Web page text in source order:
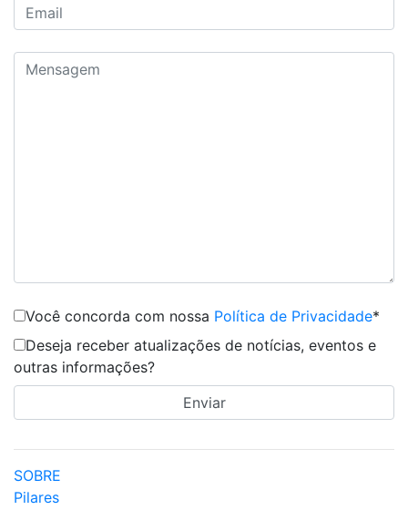
Você concorda com nossa Política de Privacidade*
Deseja receber atualizações de notícias, eventos e
outras informações?
SOBRE
Pilares